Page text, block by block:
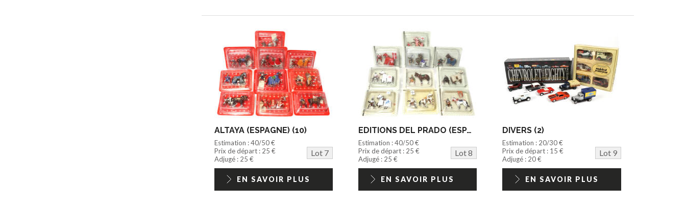
ALTAYA (ESPAGNE) (10)
Estimation : 40/50 €
Prix de départ : 25 €
Lot 7
Adjugé : 25 €
EN SAVOIR PLUS
EDITIONS DEL PRADO (ESPAGNE) (10)
Estimation : 40/50 €
Prix de départ : 25 €
Lot 8
Adjugé : 25 €
EN SAVOIR PLUS
DIVERS (2)
Estimation : 20/30 €
Prix de départ : 15 €
Lot 9
Adjugé : 20 €
EN SAVOIR PLUS